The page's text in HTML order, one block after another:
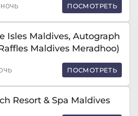
ПОСМОТРЕТЬ
Isles Maldives, Autograph
Maldives Meradhoo)
ПОСМОТРЕТЬ
Resort & Spa Maldives